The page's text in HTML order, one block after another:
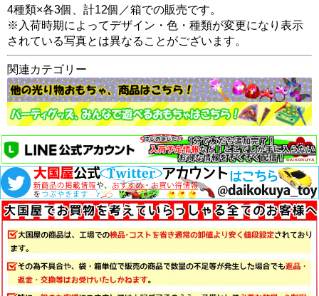
4種類×各3個、計12個／箱での販売です。
※入荷時期によってデザイン・色・種類が変更になり表示
されている写真とは異なることがございます。
関連カテゴリー